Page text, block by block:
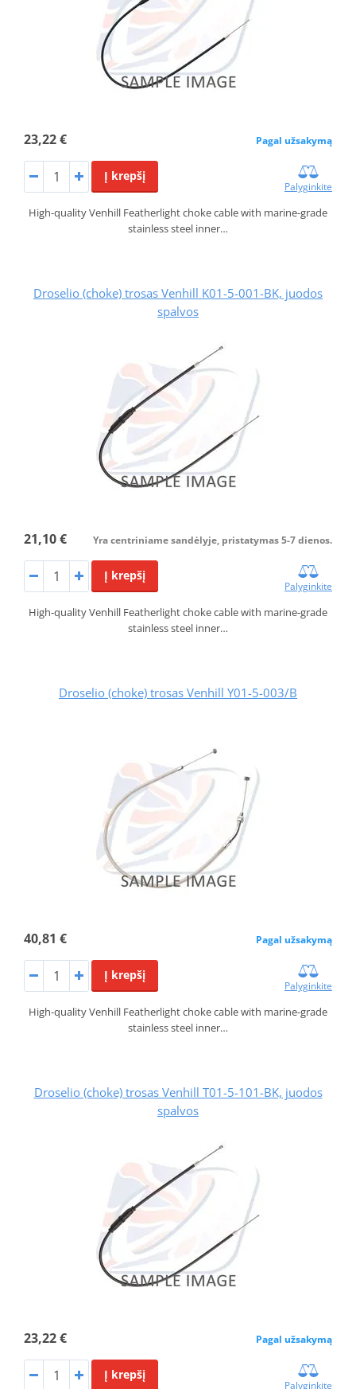
23,22 € Pagal užsakymą
Į krepšį
Palyginkite
High-quality Venhill Featherlight choke cable with marine-grade
stainless steel inner…
Droselio (choke) trosas Venhill K01-5-001-BK, juodos
spalvos
21,10 € Yra centriniame sandėlyje, pristatymas 5-7 dienos.
Į krepšį
Palyginkite
High-quality Venhill Featherlight choke cable with marine-grade
stainless steel inner…
Droselio (choke) trosas Venhill Y01-5-003/B
40,81 € Pagal užsakymą
Į krepšį
Palyginkite
High-quality Venhill Featherlight choke cable with marine-grade
stainless steel inner…
Droselio (choke) trosas Venhill T01-5-101-BK, juodos
spalvos
23,22 € Pagal užsakymą
Į krepšį
Palyginkite